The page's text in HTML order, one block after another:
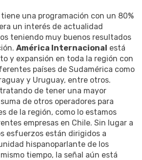
una programación con un 80%
un interés de actualidad
teniendo muy buenos resultados
América Internacional está
y expansión en toda la región con
países de Sudamérica como
y Uruguay, entre otros.
de tener una mayor
de otros operadores para
de la región, como lo estamos
empresas en Chile. Sin lugar a
esfuerzos están dirigidos a
hispanoparlante de los
tiempo, la señal aún está